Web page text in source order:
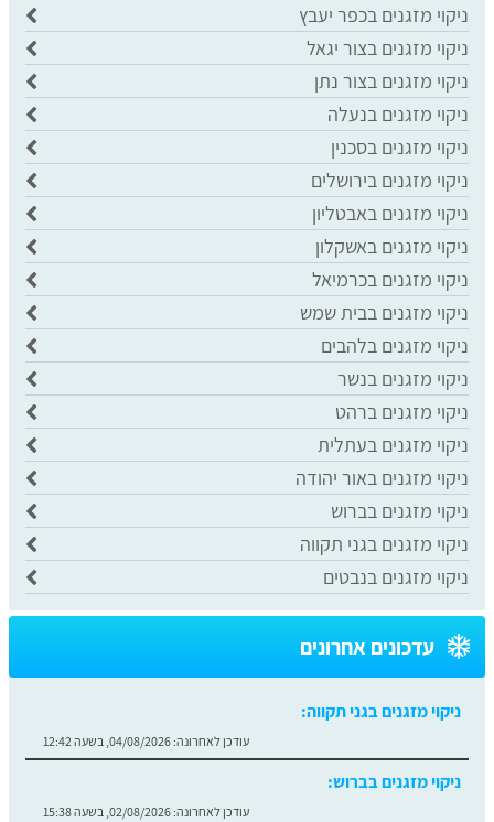
ניקוי מזגנים בכפר יעבץ
ניקוי מזגנים בצור יגאל
ניקוי מזגנים בצור נתן
ניקוי מזגנים בנעלה
ניקוי מזגנים בסכנין
ניקוי מזגנים בירושלים
ניקוי מזגנים באבטליון
ניקוי מזגנים באשקלון
ניקוי מזגנים בכרמיאל
ניקוי מזגנים בבית שמש
ניקוי מזגנים בלהבים
ניקוי מזגנים בנשר
ניקוי מזגנים ברהט
ניקוי מזגנים בעתלית
ניקוי מזגנים באור יהודה
ניקוי מזגנים בברוש
ניקוי מזגנים בגני תקווה
ניקוי מזגנים בנבטים
עדכונים אחרונים
ניקוי מזגנים בברוש:
עודכן לאחרונה: 02/08/2026, בשעה 15:38
ניקוי מזגנים באור יהודה:
עודכן לאחרונה: 02/08/2026, בשעה 13:22